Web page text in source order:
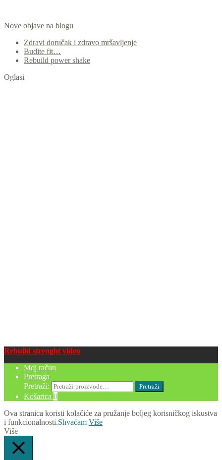
Nove objave na blogu
Zdravi doručak i zdravo mršavljenje
Budite fit…
Rebuild power shake
Oglasi
Rebuild strenght video
Moj račun
Pretraga
Pretraži:
Pretraži
Košarica 0
Ova stranica koristi kolačiće za pružanje boljeg korisničkog iskustva
i funkcionalnosti.Shvaćam Više
Više